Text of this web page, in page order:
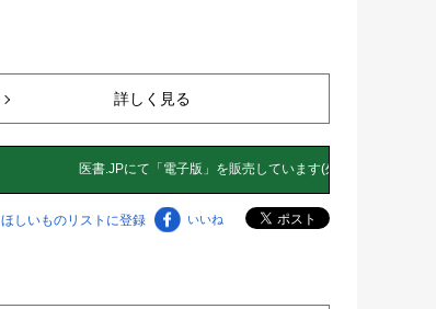
詳しく見る
ほしいものリストに登録 いいね